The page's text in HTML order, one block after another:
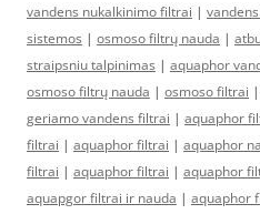
vandens nukalkinimo filtrai |
sistemos | osmoso filtrų nauda |
straipsniu talpinimas | aquaphor
osmoso filtrų nauda | osmoso filtrai |
geriamo vandens filtrai | aquaphor
filtrai | aquaphor filtrai | aquaphor
filtrai | aquaphor filtrai | aquaphor
aquapgor filtrai ir nauda | aquaphor